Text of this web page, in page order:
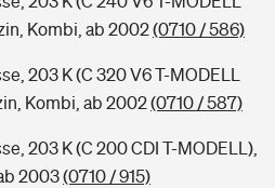
Kombi, ab 2002(0710 / 586)
203 K (C 320 V6 T-MODELL
Kombi, ab 2002(0710 / 587)
203 K (C 200 CDI T-MODELL),
2003(0710 / 915)